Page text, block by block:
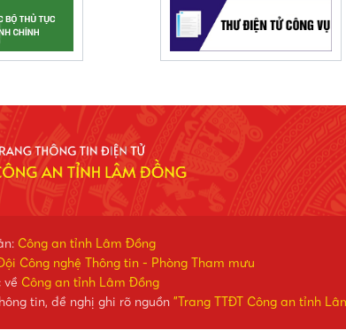
Công an tỉnh Lâm Đồng
Công nghệ Thông tin - Phòng Tham mưu
về Công an tỉnh Lâm Đồng
tin, đề nghị ghi rõ nguồn "Trang TTĐT Công an tỉnh